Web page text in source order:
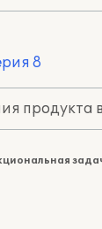
8
продукта